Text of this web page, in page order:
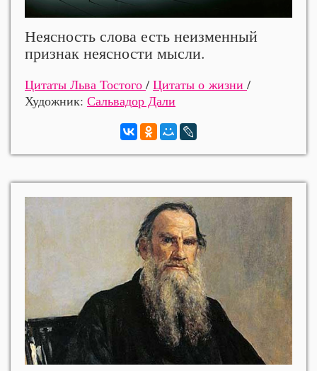
Неясность слова есть неизменный
признак неясности мысли.
Цитаты Льва Тостого / Цитаты о жизни /
Художник: Сальвадор Дали